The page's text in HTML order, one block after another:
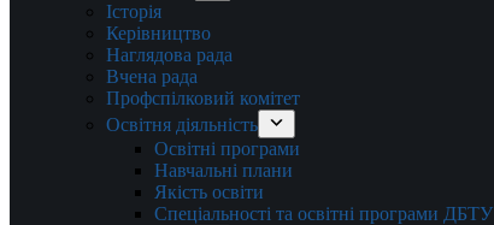
Історія
Керівництво
Наглядова рада
Вчена рада
Профспілковий комітет
Освітня діяльність
Освітні програми
Навчальні плани
Якість освіти
Спеціальності та освітні програми ДБТУ